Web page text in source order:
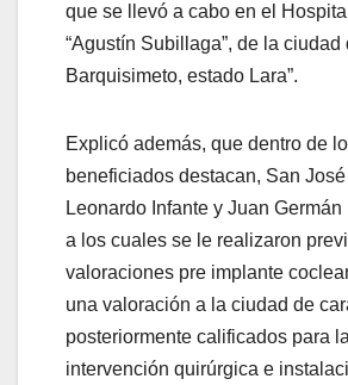
que se llevó a cabo en el
“Agustín Subillaga”, de la ciudad
Barquisimeto, estado Lara”.
Explicó además, que dentro de
beneficiados destacan, San
Leonardo Infante y Juan
a los cuales se le realizaron
valoraciones pre implante
una valoración a la ciudad de
posteriormente calificados para
intervención quirúrgica e